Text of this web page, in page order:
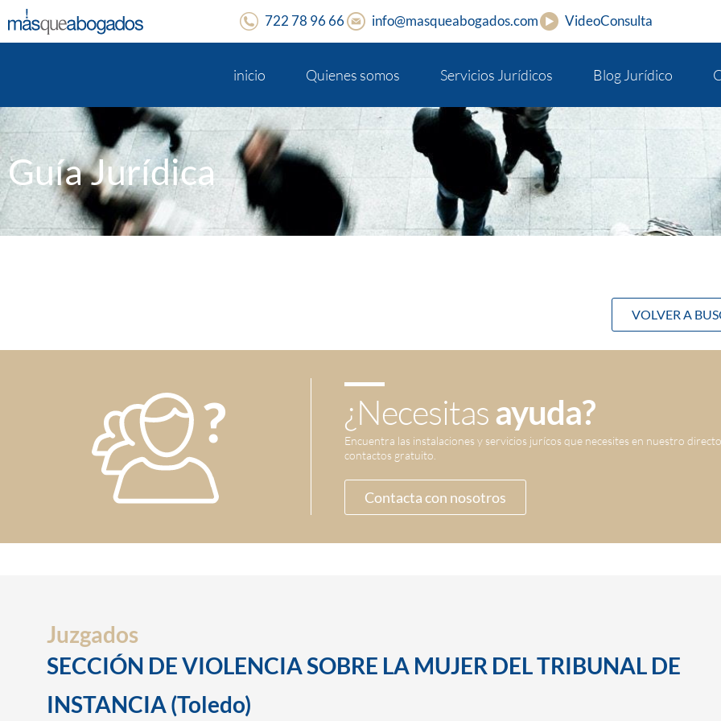
722 78 96 66 info@masqueabogados.com VideoConsulta
inicio Quienes somos Servicios Jurídicos Blog Jurídico
Guía Jurídica
VOLVER A
¿Necesitasayuda?
Encuentra las instalaciones y servicios jurícos que necesites en nuestro
contactos gratuito.
Contacta con nosotros
Juzgados
SECCIÓN DE VIOLENCIA SOBRE LA MUJER DEL TRIBUNAL DE
INSTANCIA (Toledo)